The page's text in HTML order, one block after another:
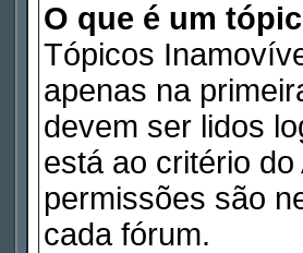
O que é um
Tópicos
apenas na
devem ser lidos
está ao critério
permissões são
cada fórum.